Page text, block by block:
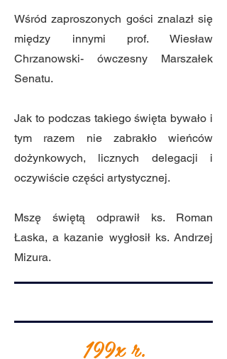
Wśród zaproszonych gości znalazł się
między innymi prof. Wiesław
Chrzanowski- ówczesny Marszałek
Senatu.
Jak to podczas takiego święta bywało i
tym razem nie zabrakło wieńców
dożynkowych, licznych delegacji i
oczywiście części artystycznej.
Mszę świętą odprawił ks. Roman
Łaska, a kazanie wygłosił ks. Andrzej
Mizura.
199x r.